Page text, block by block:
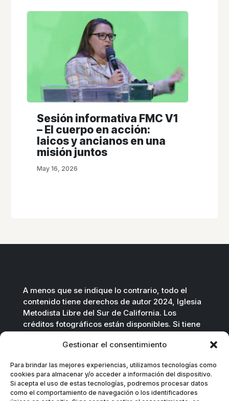
Gestionar el consentimiento
Para brindar las mejores experiencias, utilizamos tecnologías como
cookies para almacenar y/o acceder a información del dispositivo.
Si acepta el uso de estas tecnologías, podremos procesar datos
como el comportamiento de navegación o los identificadores
Sesión informativa FMC V1
– El cuerpo en acción:
laicos y ancianos en una
misión juntos
May 16, 2026
A menos que se indique lo contrario, todo el
contenido tiene derechos de autor 2024, Iglesia
Metodista Libre del Sur de California. Los
créditos fotográficos están disponibles. Si tiene
Contáctenos por correo electrónico.